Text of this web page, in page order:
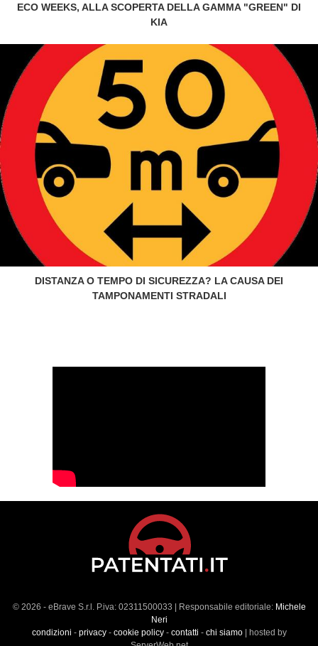
ECO WEEKS, ALLA SCOPERTA DELLA GAMMA "GREEN" DI
KIA
DISTANZA O TEMPO DI SICUREZZA? LA CAUSA DEI
TAMPONAMENTI STRADALI
© 2026 - eBrave S.r.l. P.iva: 02311500033 | Responsabile editoriale: Michele
Neri
condizioni - privacy- cookie policy- contatti - chi siamo| hosted by